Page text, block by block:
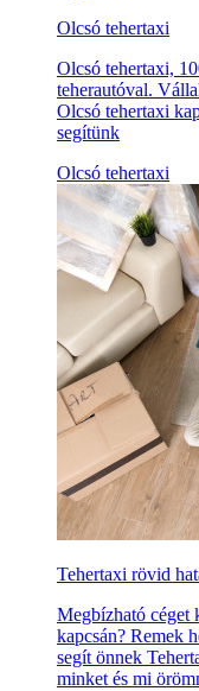
Olcsó tehertaxi
Olcsó tehertaxi,
teherautóval.
Olcsó tehertaxi
segítünk
Olcsó tehertaxi
Tehertaxi rövid
Megbízható céget
kapcsán? Remek
segít önnek
minket és mi